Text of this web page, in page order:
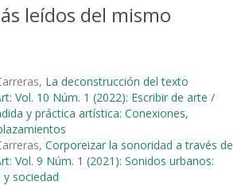
leídos del mismo
La deconstrucción del texto
Vol. 10 Núm. 1 (2022): Escribir de arte /
y práctica artística: Conexiones,
Corporeizar la sonoridad a través de
Vol. 9 Núm. 1 (2021): Sonidos urbanos:
sociedad